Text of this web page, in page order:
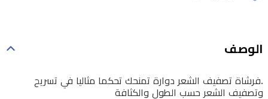
الوصف
.فرشاة تصفيف الشعر دوارة تمنحك تحكما مثاليا في تسريح
وتصفيف الشعر حسب الطول والكثافة